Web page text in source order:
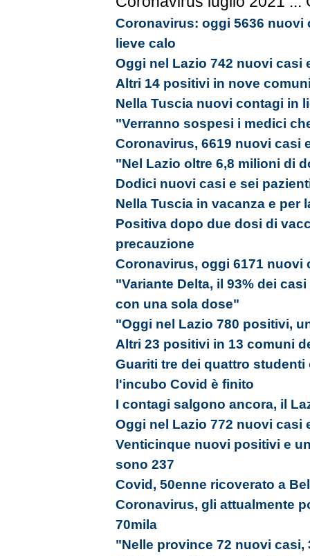
Coronavirus: oggi 5636 nuovi
lieve calo
Oggi nel Lazio 742 nuovi casi
Altri 14 positivi in nove
Nella Tuscia nuovi contagi in
"Verranno sospesi i medici
Coronavirus, 6619 nuovi casi
"Nel Lazio oltre 6,8 milioni di
Dodici nuovi casi e sei
Nella Tuscia in vacanza e
Positiva dopo due dosi di
precauzione
Coronavirus, oggi 6171 nuovi
"Variante Delta, il 93% dei
con una sola dose"
"Oggi nel Lazio 780 positivi,
Altri 23 positivi in 13 comuni
Guariti tre dei quattro
l'incubo Covid è finito
I contagi salgono ancora, il
Oggi nel Lazio 772 nuovi casi
Venticinque nuovi positivi e
sono 237
Covid, 50enne ricoverato a
Coronavirus, gli attualmente
70mila
"Nelle province 72 nuovi casi,